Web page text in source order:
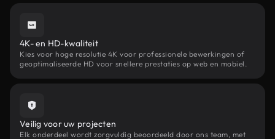
4K- en HD-kwaliteit
Kies voor hoge resolutie 4K voor professionele bewerkingen of
geoptimaliseerde HD voor snellere prestaties op web en mobiel.
Veilig voor uw projecten
Elk onderdeel wordt zorgvuldig beoordeeld door ons team, met